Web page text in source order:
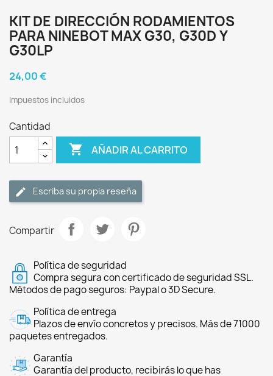
KIT DE DIRECCIÓN RODAMIENTOS
PARA NINEBOT MAX G30, G30D Y
G30LP
24,00 €
Impuestos incluidos
Cantidad
 AÑADIR AL CARRITO
Escriba su propia reseña
Compartir
Política de seguridad
Compra segura con certificado de seguridad SSL.
Métodos de pago seguros: Paypal o 3D Secure.
Política de entrega
Plazos de envío concretos y precisos. Más de 71000
paquetes entregados.
Garantía
Garantía del producto, recibirás lo que has